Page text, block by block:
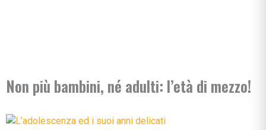
Non più bambini, né adulti: l’età di mezzo!